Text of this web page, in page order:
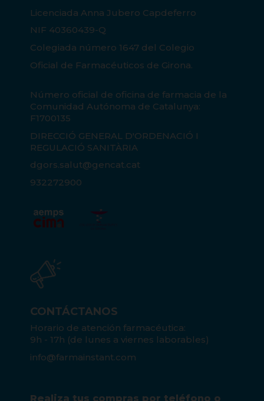
Licenciada Anna Jubero Capdeferro
NIF 40360439-Q
Colegiada número 1647 del Colegio
Oficial de Farmacéuticos de Girona.
Número oficial de oficina de farmacia de la
Comunidad Autónoma de Catalunya:
F1700135
DIRECCIÓ GENERAL D'ORDENACIÓ I
REGULACIÓ SANITÀRIA
dgors.salut@gencat.cat
932272900
CONTÁCTANOS
Horario de atención farmacéutica:
9h - 17h (de lunes a viernes laborables)
info@farmainstant.com
Realiza tus compras por teléfono o